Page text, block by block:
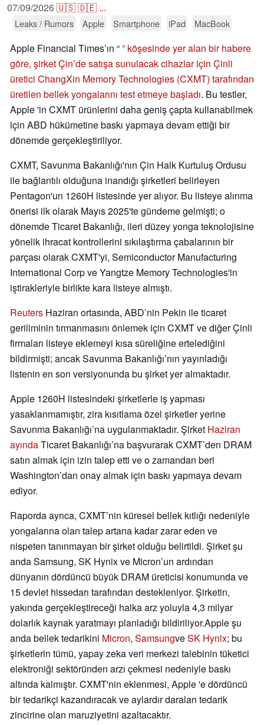
07/09/2026🇺🇸🇩🇪 ...
Leaks / Rumors Apple Smartphone iPad MacBook
Apple Financial Times’ın “” köşesinde yer alan bir habere
göre, şirket Çin’de satışa sunulacak cihazlar için Çinli
üretici ChangXin Memory Technologies (CXMT) tarafından
üretilen bellek yongalarını test etmeye başladı. Bu testler,
Apple 'in CXMT ürünlerini daha geniş çapta kullanabilmek
için ABD hükümetine baskı yapmaya devam ettiği bir
dönemde gerçekleştiriliyor.
CXMT, Savunma Bakanlığı'nın Çin Halk Kurtuluş Ordusu
ile bağlantılı olduğuna inandığı şirketleri belirleyen
Pentagon'un 1260H listesinde yer alıyor. Bu listeye alınma
önerisi ilk olarak Mayıs 2025'te gündeme gelmişti; o
dönemde Ticaret Bakanlığı, ileri düzey yonga teknolojisine
yönelik ihracat kontrollerini sıkılaştırma çabalarının bir
parçası olarak CXMT'yi, Semiconductor Manufacturing
International Corp ve Yangtze Memory Technologies'in
iştirakleriyle birlikte kara listeye almıştı.
Reuters Haziran ortasında, ABD’nin Pekin ile ticaret
geriliminin tırmanmasını önlemek için CXMT ve diğer Çinli
firmaları listeye eklemeyi kısa süreliğine ertelediğini
bildirmişti; ancak Savunma Bakanlığı’nın yayınladığı
listenin en son versiyonunda bu şirket yer almaktadır.
Apple 1260H listesindeki şirketlerle iş yapması
yasaklanmamıştır, zira kısıtlama özel şirketler yerine
Savunma Bakanlığı’na uygulanmaktadır. Şirket Haziran
ayındaTicaret Bakanlığı’na başvurarak CXMT’den DRAM
satın almak için izin talep etti ve o zamandan beri
Washington’dan onay almak için baskı yapmaya devam
ediyor.
Raporda ayrıca, CXMT’nin küresel bellek kıtlığı nedeniyle
yongalarına olan talep artana kadar zarar eden ve
nispeten tanınmayan bir şirket olduğu belirtildi. Şirket şu
anda Samsung, SK Hynix ve Micron’un ardından
dünyanın dördüncü büyük DRAM üreticisi konumunda ve
15 devlet hissedarı tarafından destekleniyor. Şirketin,
yakında gerçekleştireceği halka arz yoluyla 4,3 milyar
dolarlık kaynak yaratmayı planladığı bildiriliyor.Apple şu
anda bellek tedarikini Micron, SamsungveSK Hynix; bu
şirketlerin tümü, yapay zeka veri merkezi talebinin tüketici
elektroniği sektöründen arzı çekmesi nedeniyle baskı
altında kalmıştır. CXMT'nin eklenmesi, Apple 'e dördüncü
bir tedarikçi kazandıracak ve aylardır daralan tedarik
zincirine olan maruziyetini azaltacaktır.